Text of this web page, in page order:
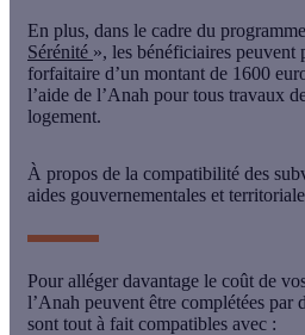
En plus, dans le cadre du
Sérénité », les bénéficiaires peuvent
forfaitaire d’un montant de 1600
l’aide de l’Anah pour tous travaux
logement.
À propos de la compatibilité des
aides gouvernementales et
Pour alléger davantage le coût de
l’Anah peuvent être complétées par
sont tout à fait compatibles avec :